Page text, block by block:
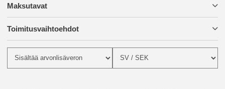
Maksutavat
Toimitusvaihtoehdot